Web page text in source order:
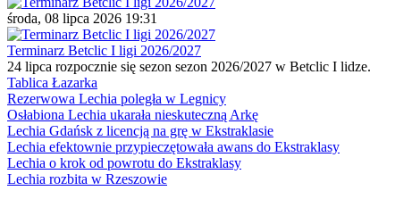
środa, 08 lipca 2026 19:31
Terminarz Betclic I ligi 2026/2027
24 lipca rozpocznie się sezon sezon 2026/2027 w Betclic I lidze.
Tablica Łazarka
Rezerwowa Lechia poległa w Legnicy
Osłabiona Lechia ukarała nieskuteczną Arkę
Lechia Gdańsk z licencją na grę w Ekstraklasie
Lechia efektownie przypieczętowała awans do Ekstraklasy
Lechia o krok od powrotu do Ekstraklasy
Lechia rozbita w Rzeszowie